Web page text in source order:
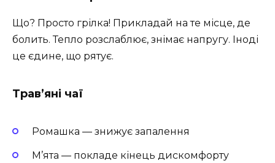
Що? Просто грілка! Прикладай на те місце, де
болить. Тепло розслаблює, знімає напругу. Іноді
це єдине, що рятує.
Трав’яні чаї
Ромашка — знижує запалення
М’ята — покладе кінець дискомфорту